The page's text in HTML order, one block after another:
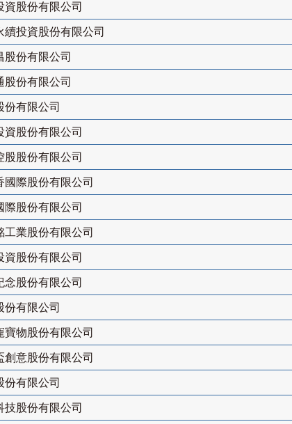
資股份有限公司
續投資股份有限公司
股份有限公司
股份有限公司
份有限公司
資股份有限公司
股股份有限公司
國際股份有限公司
際股份有限公司
工業股份有限公司
資股份有限公司
念股份有限公司
份有限公司
寶物股份有限公司
創意股份有限公司
份有限公司
技股份有限公司